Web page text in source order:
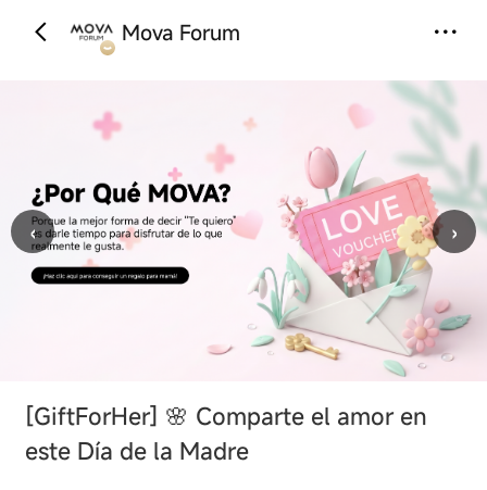
Mova Forum
‹ ›
[GiftForHer] 🌸 Comparte el amor en
este Día de la Madre